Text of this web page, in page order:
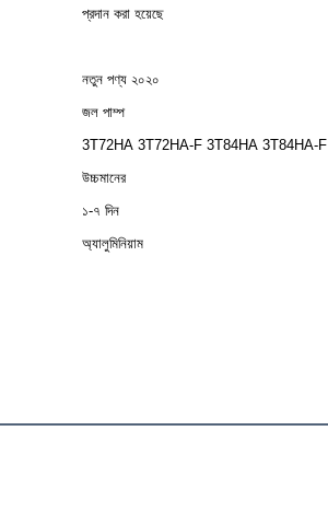
প্রদান করা হয়েছে
নতুন পণ্য ২০২০
জল পাম্প
3T72HA 3T72HA-F 3T84HA 3T84HA-F
উচ্চমানের
১-৭ দিন
অ্যালুমিনিয়াম